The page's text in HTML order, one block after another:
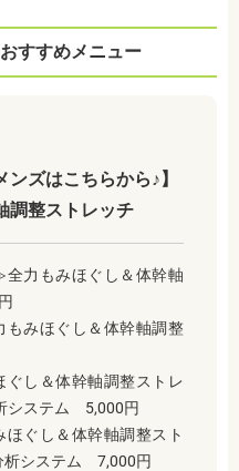
すすめメニュー
ズはこちらから♪】
調整ストレッチ
力もみほぐし＆体幹軸
みほぐし＆体幹軸調整
し＆体幹軸調整ストレ
システム 5,000円
ぐし＆体幹軸調整スト
析システム 7,000円